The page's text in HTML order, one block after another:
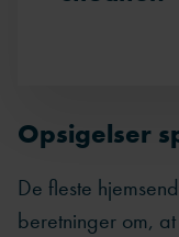
Opsigelser
De fleste
beretninger om,